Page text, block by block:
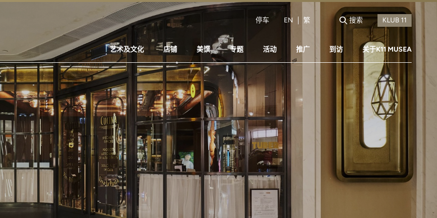
停车 EN 繁 搜索
艺术及文化 店铺 美馔 专题 活动 推广 到访 关于K11 MUSEA